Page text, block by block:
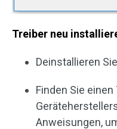
Treiber neu
Deinstallieren
Finden Sie
Anweisungen,